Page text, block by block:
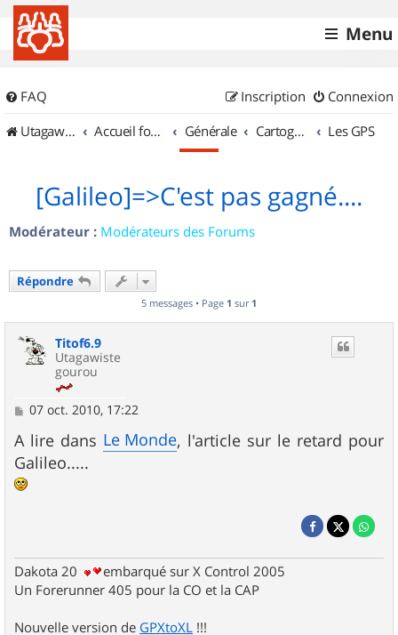
Menu
FAQ Connexion
Inscription
UtagawaVTT (Randos VTT et VTTAE avec traces GPS)
Accueil forum Générale Cartographie et GPS Les GPS
[Galileo]=>C'est pas gagné....
Modérateur : Modérateurs des Forums
Répondre
5 messages • Page 1 sur 1
Titof6.9
Utagawiste
gourou
M
s
a
g
e
07 oct. 2010, 17:22
A lire dans Le Monde, l'article sur le retard pour
Galileo.....
Dakota 20
embarqué sur X Control 2005
Un Forerunner 405 pour la CO et la CAP
Nouvelle version de GPXtoXL !!!